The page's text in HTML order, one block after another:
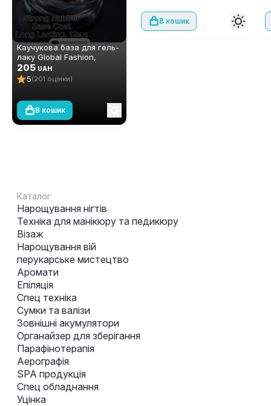
Каучукова база для гель-
лаку Global Fashion,
Strong Long Lasting Base
Coat, 12 мл
205 UAH
5(201 оцінки)
В кошик
В кошик
Каталог
Нарощування нігтів
Техніка для манікюру та педикюру
Візаж
Нарощування вій
перукарське мистецтво
Аромати
Епіляція
Спец техніка
Сумки та валізи
Зовнішні акумулятори
Органайзер для зберігання
Парафінотерапія
Аерографія
SPA продукція
Спец обладнання
Уцінка